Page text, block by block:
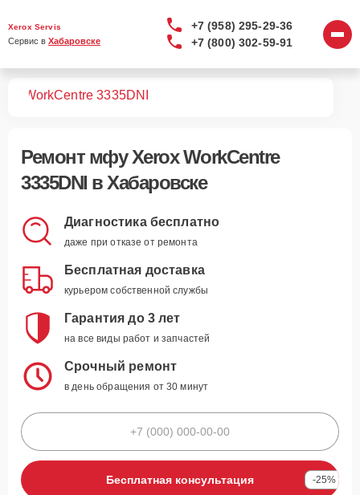
Xerox Servis
Сервис в Хабаровске
+7 (958) 295-29-36
+7 (800) 302-59-91
WorkCentre 3335DNI
Ремонт мфу Xerox WorkCentre
3335DNI в Хабаровске
Диагностика бесплатно
даже при отказе от ремонта
Бесплатная доставка
курьером собственной службы
Гарантия до 3 лет
на все виды работ и запчастей
Срочный ремонт
в день обращения от 30 минут
Бесплатная консультация -25%